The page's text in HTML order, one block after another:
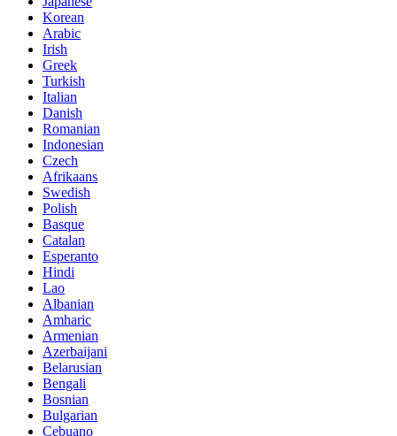
Korean
Arabic
Irish
Greek
Turkish
Italian
Danish
Romanian
Indonesian
Czech
Afrikaans
Swedish
Polish
Basque
Catalan
Esperanto
Hindi
Lao
Albanian
Amharic
Armenian
Azerbaijani
Belarusian
Bengali
Bosnian
Bulgarian
Cebuano